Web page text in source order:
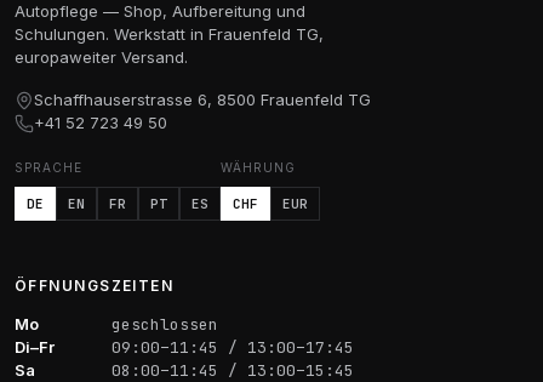
Autopflege — Shop, Aufbereitung und
Schulungen. Werkstatt in Frauenfeld TG,
europaweiter Versand.
Schaffhauserstrasse 6, 8500 Frauenfeld TG
+41 52 723 49 50
SPRACHE
DE EN FR PT ES
WÄHRUNG
CHF EUR
ÖFFNUNGSZEITEN
Mo geschlossen
Di–Fr 09:00–11:45 / 13:00–17:45
Sa 08:00–11:45 / 13:00–15:45